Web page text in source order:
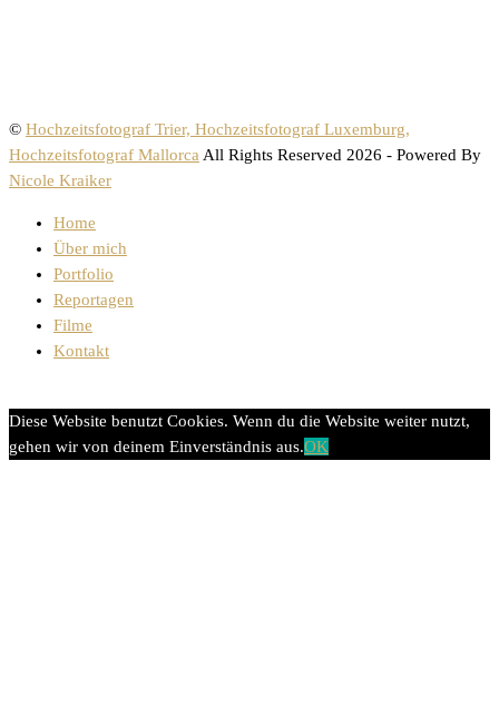
© Hochzeitsfotograf Trier, Hochzeitsfotograf Luxemburg,
Hochzeitsfotograf Mallorca All Rights Reserved 2026 - Powered By
Nicole Kraiker
Home
Über mich
Portfolio
Reportagen
Filme
Kontakt
Diese Website benutzt Cookies. Wenn du die Website weiter nutzt,
gehen wir von deinem Einverständnis aus.OK